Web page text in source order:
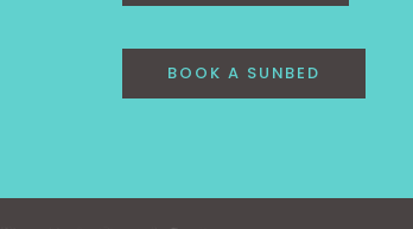
BOOK A SUNBED